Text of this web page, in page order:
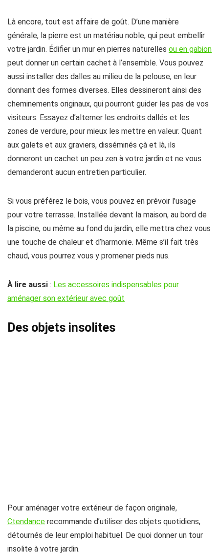
Là encore, tout est affaire de goût. D’une manière
générale, la pierre est un matériau noble, qui peut embellir
votre jardin. Édifier un mur en pierres naturelles ou en gabion
peut donner un certain cachet à l’ensemble. Vous pouvez
aussi installer des dalles au milieu de la pelouse, en leur
donnant des formes diverses. Elles dessineront ainsi des
cheminements originaux, qui pourront guider les pas de vos
visiteurs. Essayez d’alterner les endroits dallés et les
zones de verdure, pour mieux les mettre en valeur. Quant
aux galets et aux graviers, disséminés çà et là, ils
donneront un cachet un peu zen à votre jardin et ne vous
demanderont aucun entretien particulier.
Si vous préférez le bois, vous pouvez en prévoir l’usage
pour votre terrasse. Installée devant la maison, au bord de
la piscine, ou même au fond du jardin, elle mettra chez vous
une touche de chaleur et d’harmonie. Même s’il fait très
chaud, vous pourrez vous y promener pieds nus.
À lire aussi : Les accessoires indispensables pour
aménager son extérieur avec goût
Des objets insolites
Pour aménager votre extérieur de façon originale,
Ctendance recommande d’utiliser des objets quotidiens,
détournés de leur emploi habituel. De quoi donner un tour
insolite à votre jardin.